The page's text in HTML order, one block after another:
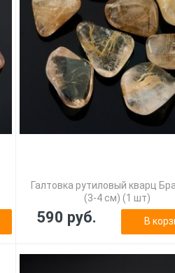
Галтовка рутиловый кварц
(3-4 см) (1 шт)
590 руб. В